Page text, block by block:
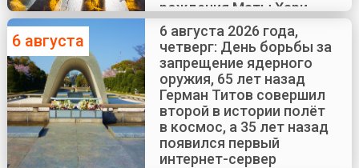
рождения Маты Хари
6 августа
6 августа 2026 года,
четверг: День борьбы за
запрещение ядерного
оружия, 65 лет назад
Герман Титов совершил
второй в истории полёт
в космос, а 35 лет назад
появился первый
интернет-сервер